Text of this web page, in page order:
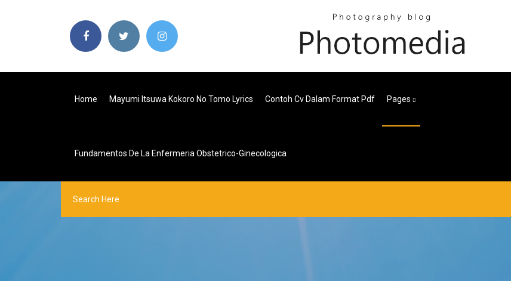
Home Mayumi Itsuwa Kokoro No Tomo Lyrics Contoh Cv Dalam Format Pdf Pages
Fundamentos De La Enfermeria Obstetrico-Ginecologica